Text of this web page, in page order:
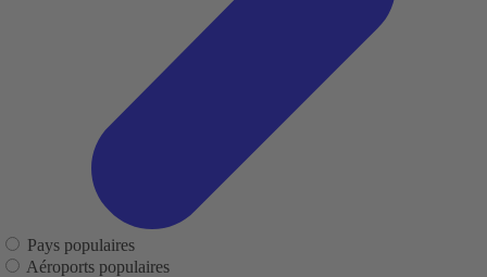
Pays populaires
Aéroports populaires